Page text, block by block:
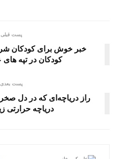
پست قبلی
خبر خوش برای کودکان
کودکان در تپه های
پست بعدی
راز دریاچه‌ای که در دل
دریاچه حرارتی